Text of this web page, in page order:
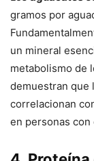
gramos por
un mineral
metabolismo de
demuestran que
correlacionan
en personas